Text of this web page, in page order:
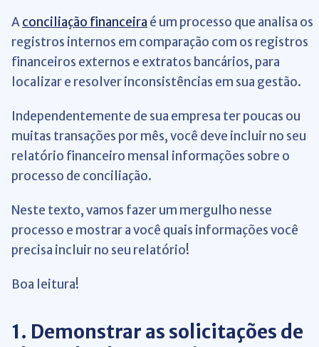
Aconciliação financeira é um processo que analisa os
registros internos em comparação com os registros
financeiros externos e extratos bancários, para
localizar e resolver inconsistências em sua gestão.
Independentemente de sua empresa ter poucas ou
muitas transações por mês, você deve incluir no seu
relatório financeiro mensal informações sobre o
processo de conciliação.
Neste texto, vamos fazer um mergulho nesse
processo e mostrar a você quais informações você
precisa incluir no seu relatório!
Boa leitura!
1. Demonstrar as solicitações de